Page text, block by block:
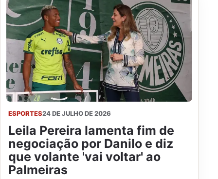
ESPORTES24 DE JULHO DE 2026
Leila Pereira lamenta fim de
negociação por Danilo e diz
que volante 'vai voltar' ao
Palmeiras